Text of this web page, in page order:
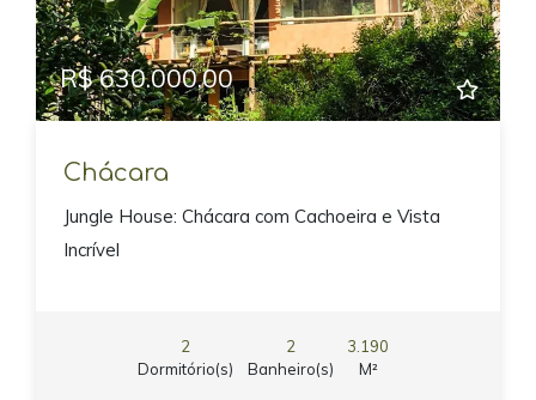
R$ 630.000,00
Chácara
Jungle House: Chácara com Cachoeira e Vista
Incrível
2
Dormitório(s)
2
Banheiro(s)
3.190
M²